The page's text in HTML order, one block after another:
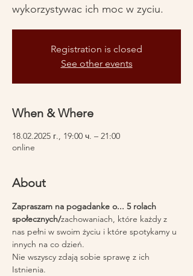
Registration is closed
See other events
When & Where
18.02.2025 г., 19:00 ч. – 21:00
online
About
Zapraszam na pogadanke o... 5 rolach
społecznych/zachowaniach, które każdy z
nas pełni w swoim życiu i które spotykamy u
innych na co dzień.
Nie wszyscy zdają sobie sprawę z ich
Istnienia.